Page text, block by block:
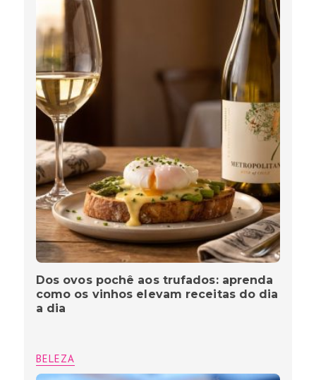
Dos ovos pochê aos trufados: aprenda
como os vinhos elevam receitas do dia
a dia
BELEZA